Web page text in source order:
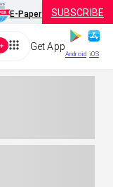
E-Paper SUBSCRIBE
Get App
Android iOS